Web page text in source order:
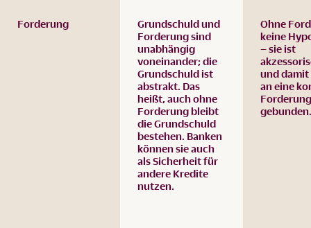
Forderung
Grundschuld und
Forderung sind
unabhängig
voneinander; die
Grundschuld ist
abstrakt . Das
heißt, auch ohne
Forderung bleibt
die Grundschuld
bestehen. Banken
können sie auch
als Sicherheit für
andere Kredite
nutzen.
Ohne
keine
– sie ist
und damit
an eine
Forderung
gebunden.